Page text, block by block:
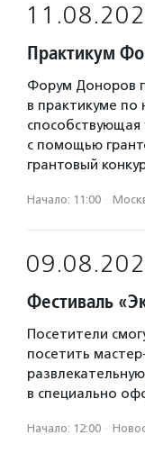
Практикум
Форум Доноров
в практикуме
способствующая
с помощью
грантовый
Начало: 11:00 ·
Фестиваль
Посетители
посетить
в специально
Начало: 12:00 ·